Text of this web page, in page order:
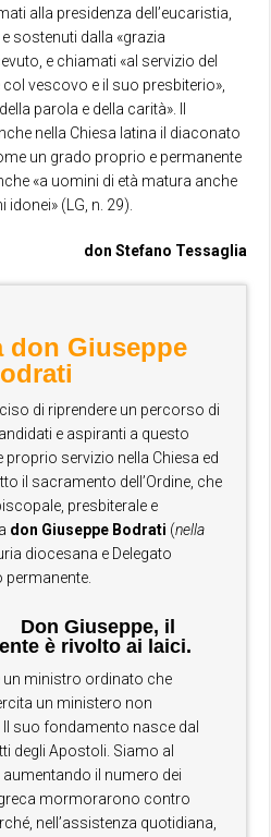
alla presidenza dell’eucaristia,
sostenuti dalla «grazia
e chiamati «al servizio del
vescovo e il suo presbiterio»,
parola e della carità». Il
nella Chiesa latina il diaconato
un grado proprio e permanente
«a uomini di età matura anche
(LG, n. 29).
don Stefano Tessaglia
don Giuseppe
di riprendere un percorso di
e aspiranti a questo
proprio servizio nella Chiesa ed
il sacramento dell’Ordine, che
presbiterale e
don Giuseppe Bodrati (nella
diocesana e Delegato
Don Giuseppe, il
è rivolto ai laici.
un ministro ordinato che
un ministero non
suo fondamento nasce dal
degli Apostoli. Siamo al
aumentando il numero dei
mormorarono contro
nell’assistenza quotidiana,